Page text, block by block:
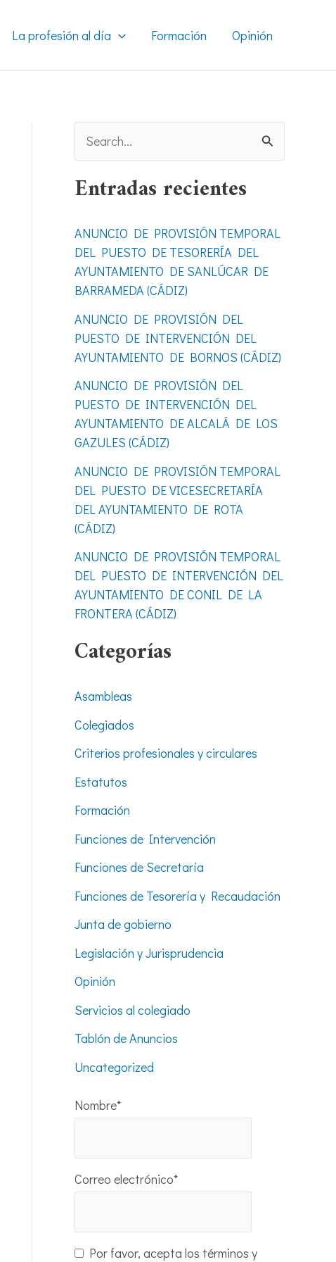
La profesión al día Formación Opinión
s
a
r
p
o
r
Entradas recientes
ANUNCIO DE PROVISIÓN TEMPORAL
DEL PUESTO DE TESORERÍA DEL
AYUNTAMIENTO DE SANLÚCAR DE
BARRAMEDA (CÁDIZ)
ANUNCIO DE PROVISIÓN DEL
PUESTO DE INTERVENCIÓN DEL
AYUNTAMIENTO DE BORNOS (CÁDIZ)
ANUNCIO DE PROVISIÓN DEL
PUESTO DE INTERVENCIÓN DEL
AYUNTAMIENTO DE ALCALÁ DE LOS
GAZULES (CÁDIZ)
ANUNCIO DE PROVISIÓN TEMPORAL
DEL PUESTO DE VICESECRETARÍA
DEL AYUNTAMIENTO DE ROTA
(CÁDIZ)
ANUNCIO DE PROVISIÓN TEMPORAL
DEL PUESTO DE INTERVENCIÓN DEL
AYUNTAMIENTO DE CONIL DE LA
FRONTERA (CÁDIZ)
Categorías
Asambleas
Colegiados
Criterios profesionales y circulares
Estatutos
Formación
Funciones de Intervención
Funciones de Secretaría
Funciones de Tesorería y Recaudación
Junta de gobierno
Legislación y Jurisprudencia
Opinión
Servicios al colegiado
Tablón de Anuncios
Uncategorized
Nombre*
Correo electrónico*
Por favor, acepta los términos y